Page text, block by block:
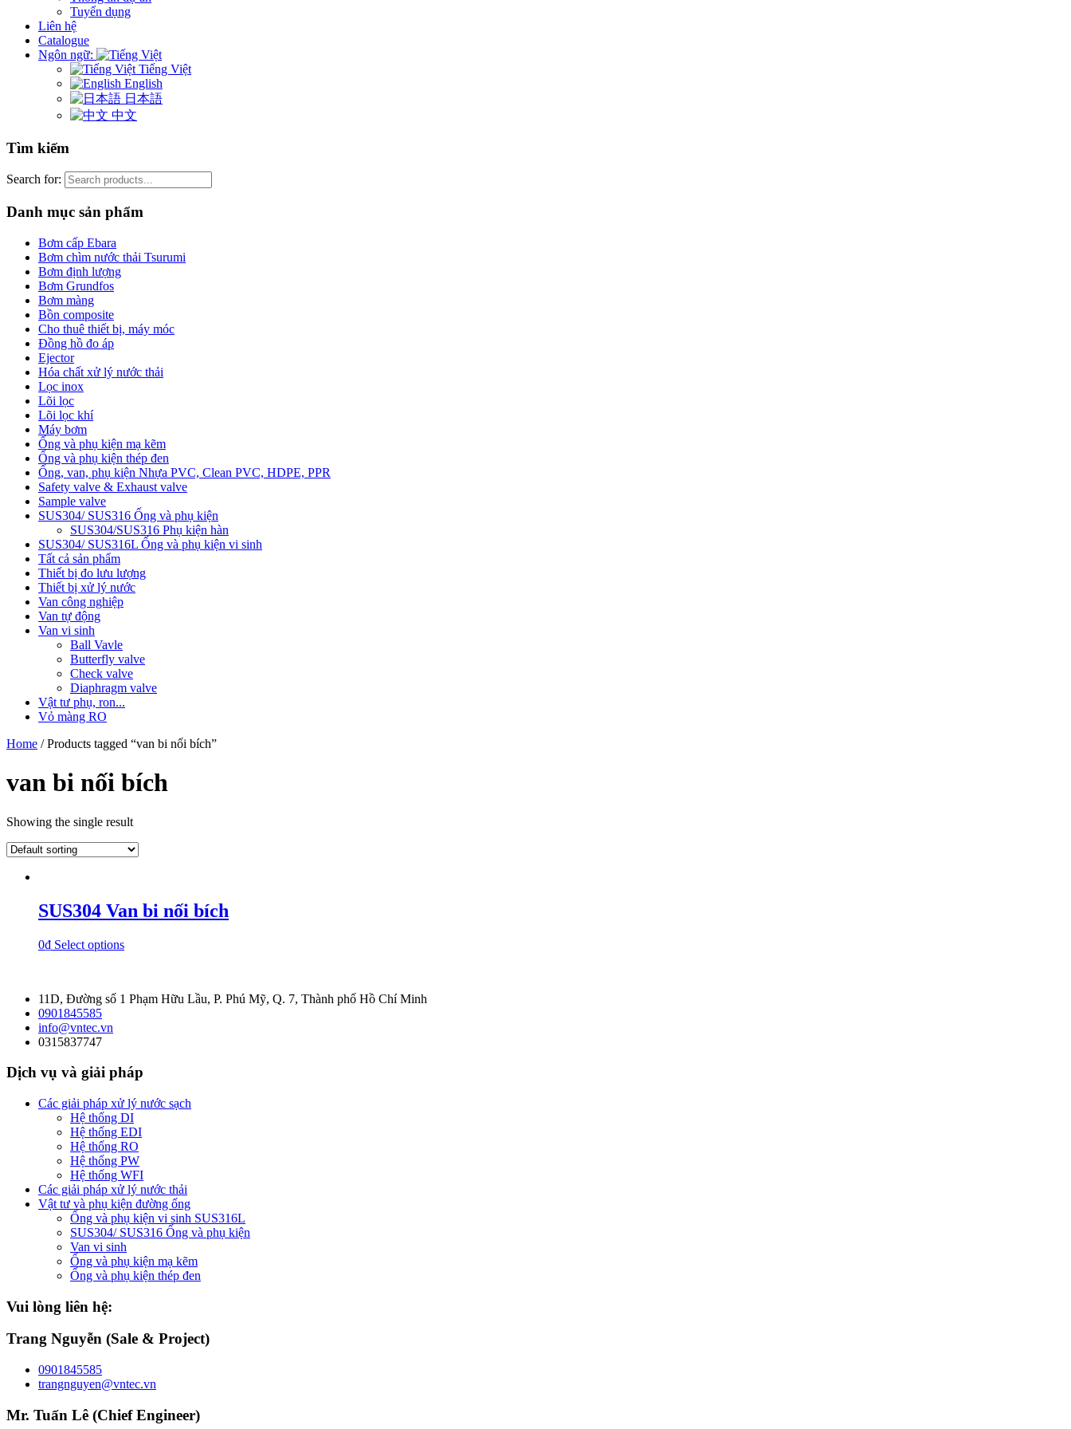
Tuyển dụng
Liên hệ
Catalogue
Ngôn ngữ:
Tiếng Việt
English
日本語
中文
Tìm kiếm
Search for:
Danh mục sản phẩm
Bơm cấp Ebara
Bơm chìm nước thải Tsurumi
Bơm định lượng
Bơm Grundfos
Bơm màng
Bồn composite
Cho thuê thiết bị, máy móc
Đồng hồ đo áp
Ejector
Hóa chất xử lý nước thải
Lọc inox
Lõi lọc
Lõi lọc khí
Máy bơm
Ống và phụ kiện mạ kẽm
Ống và phụ kiện thép đen
Ống, van, phụ kiện Nhựa PVC, Clean PVC, HDPE, PPR
Safety valve & Exhaust valve
Sample valve
SUS304/ SUS316 Ống và phụ kiện
SUS304/SUS316 Phụ kiện hàn
SUS304/ SUS316L Ống và phụ kiện vi sinh
Tất cả sản phẩm
Thiết bị đo lưu lượng
Thiết bị xử lý nước
Van công nghiệp
Van tự động
Van vi sinh
Ball Vavle
Butterfly valve
Check valve
Diaphragm valve
Vật tư phụ, ron...
Vỏ màng RO
Home / Products tagged “van bi nối bích”
van bi nối bích
Showing the single result
SUS304 Van bi nối bích
0₫ Select options
11D, Đường số 1 Phạm Hữu Lầu, P. Phú Mỹ, Q. 7, Thành phố Hồ Chí Minh
0901845585
info@vntec.vn
0315837747
Dịch vụ và giải pháp
Các giải pháp xử lý nước sạch
Hệ thống DI
Hệ thống EDI
Hệ thống RO
Hệ thống PW
Hệ thống WFI
Các giải pháp xử lý nước thải
Vật tư và phụ kiện đường ống
Ống và phụ kiện vi sinh SUS316L
SUS304/ SUS316 Ống và phụ kiện
Van vi sinh
Ống và phụ kiện mạ kẽm
Ống và phụ kiện thép đen
Vui lòng liên hệ:
Trang Nguyễn (Sale & Project)
0901845585
trangnguyen@vntec.vn
Mr. Tuấn Lê (Chief Engineer)